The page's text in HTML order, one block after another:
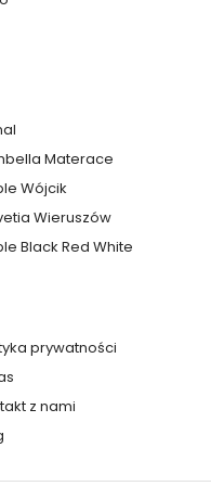
on pełnił swoje
został wykonany.
obawiać się o
nasze
Materace
Wójcik
Wieruszów
Black Red White
prywatności
z nami